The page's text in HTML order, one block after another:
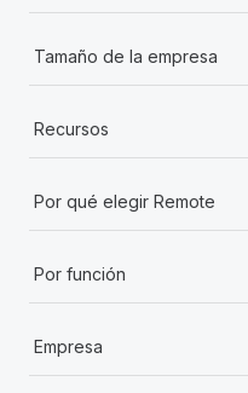
Tamaño de la empresa
Recursos
Por qué elegir Remote
Por función
Empresa